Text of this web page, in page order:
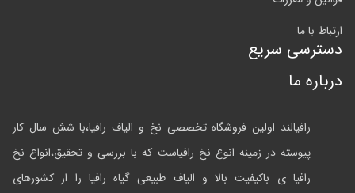
ارتباط با ما
دسترسی سریع
درباره ما
رافیالند اولین فروشگاه تخصصی نخ و الیاف رافیا،با شش سال کار
پیوسته در زمینه انوع نخ رافیاست که با بررسی و تحقیق،انواع نخ
رافیا ی باکیفیت بالا و الیاف طبیعی گیاه رافیا را از کشورهای